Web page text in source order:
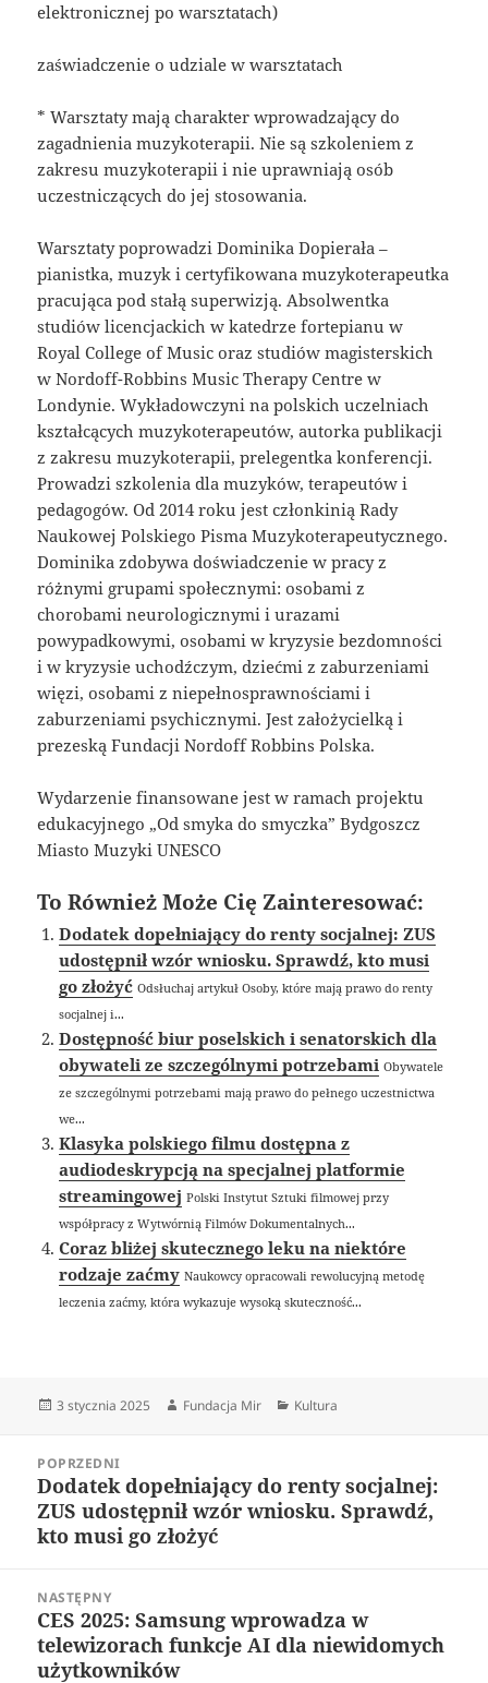
elektronicznej po warsztatach)
zaświadczenie o udziale w warsztatach
* Warsztaty mają charakter wprowadzający do
zagadnienia muzykoterapii. Nie są szkoleniem z
zakresu muzykoterapii i nie uprawniają osób
uczestniczących do jej stosowania.
Warsztaty poprowadzi Dominika Dopierała –
pianistka, muzyk i certyfikowana muzykoterapeutka
pracująca pod stałą superwizją. Absolwentka
studiów licencjackich w katedrze fortepianu w
Royal College of Music oraz studiów magisterskich
w Nordoff-Robbins Music Therapy Centre w
Londynie. Wykładowczyni na polskich uczelniach
kształcących muzykoterapeutów, autorka publikacji
z zakresu muzykoterapii, prelegentka konferencji.
Prowadzi szkolenia dla muzyków, terapeutów i
pedagogów. Od 2014 roku jest członkinią Rady
Naukowej Polskiego Pisma Muzykoterapeutycznego.
Dominika zdobywa doświadczenie w pracy z
różnymi grupami społecznymi: osobami z
chorobami neurologicznymi i urazami
powypadkowymi, osobami w kryzysie bezdomności
i w kryzysie uchodźczym, dziećmi z zaburzeniami
więzi, osobami z niepełnosprawnościami i
zaburzeniami psychicznymi. Jest założycielką i
prezeską Fundacji Nordoff Robbins Polska.
Wydarzenie finansowane jest w ramach projektu
edukacyjnego „Od smyka do smyczka” Bydgoszcz
Miasto Muzyki UNESCO
To Również Może Cię Zainteresować:
Dodatek dopełniający do renty socjalnej: ZUS
udostępnił wzór wniosku. Sprawdź, kto musi
go złożyć Odsłuchaj artykuł Osoby, które mają prawo do renty
socjalnej i...
Dostępność biur poselskich i senatorskich dla
obywateli ze szczególnymi potrzebami Obywatele
ze szczególnymi potrzebami mają prawo do pełnego uczestnictwa
we...
Klasyka polskiego filmu dostępna z
audiodeskrypcją na specjalnej platformie
streamingowej Polski Instytut Sztuki filmowej przy
współpracy z Wytwórnią Filmów Dokumentalnych...
Coraz bliżej skutecznego leku na niektóre
rodzaje zaćmy Naukowcy opracowali rewolucyjną metodę
leczenia zaćmy, która wykazuje wysoką skuteczność...
Data
3 stycznia 2025 Autor
Fundacja Mir Kategorie
Kultura
wpisuPOPRZEDNI
Poprzedni
wpis:
Dodatek dopełniający do renty socjalnej:
ZUS udostępnił wzór wniosku. Sprawdź,
kto musi go złożyć
NASTĘPNY
Następny
wpis:
CES 2025: Samsung wprowadza w
telewizorach funkcje AI dla niewidomych
użytkowników